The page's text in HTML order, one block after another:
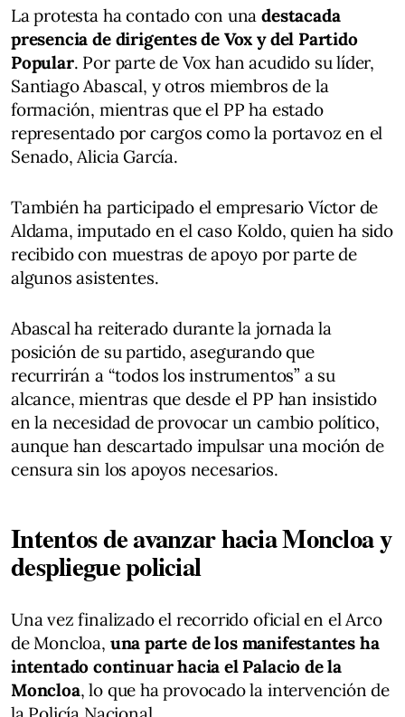
La protesta ha contado con unadestacada
presencia de dirigentes de Vox y del Partido
Popular. Por parte de Vox han acudido su líder,
Santiago Abascal, y otros miembros de la
formación, mientras que el PP ha estado
representado por cargos como la portavoz en el
Senado, Alicia García.
También ha participado el empresario Víctor de
Aldama, imputado en el caso Koldo, quien ha sido
recibido con muestras de apoyo por parte de
algunos asistentes.
Abascal ha reiterado durante la jornada la
posición de su partido, asegurando que
recurrirán a “todos los instrumentos” a su
alcance, mientras que desde el PP han insistido
en la necesidad de provocar un cambio político,
aunque han descartado impulsar una moción de
censura sin los apoyos necesarios.
Intentos de avanzar hacia Moncloa y
despliegue policial
Una vez finalizado el recorrido oficial en el Arco
de Moncloa, una parte de los manifestantes ha
intentado continuar hacia el Palacio de la
Moncloa, lo que ha provocado la intervención de